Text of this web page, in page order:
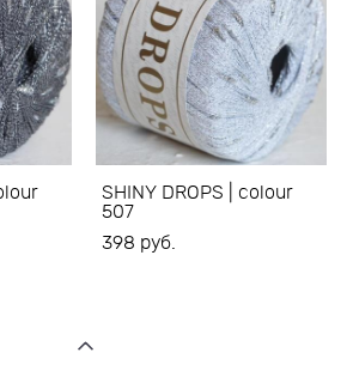
SHINY DROPS | colour
507
398 pуб.